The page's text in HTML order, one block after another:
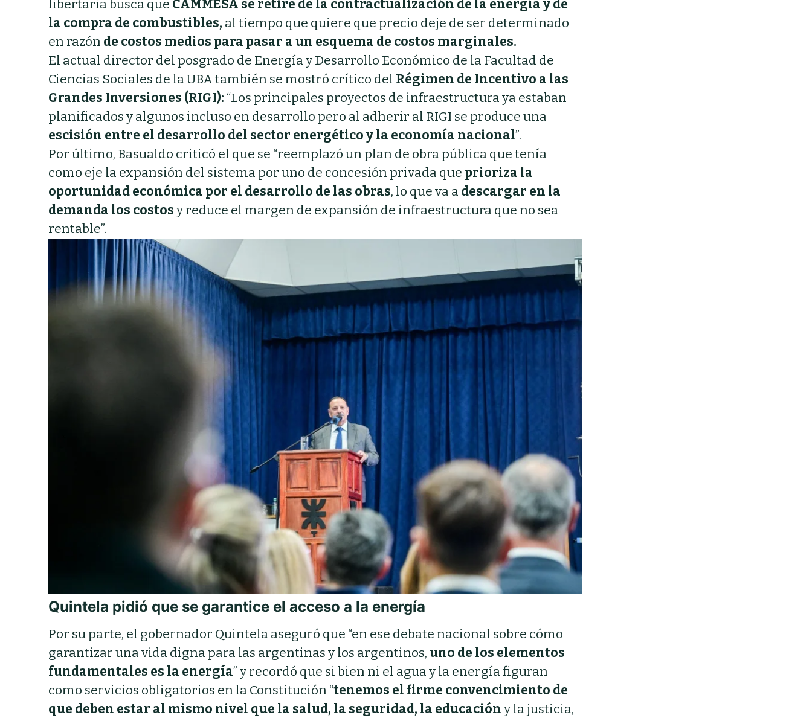
libertaria busca que CAMMESA se retire de la contractualización de la energía y de
la compra de combustibles, al tiempo que quiere que precio deje de ser determinado
en razón de costos medios para pasar a un esquema de costos marginales.
El actual director del posgrado de Energía y Desarrollo Económico de la Facultad de
Ciencias Sociales de la UBA también se mostró crítico del Régimen de Incentivo a las
Grandes Inversiones (RIGI): “Los principales proyectos de infraestructura ya estaban
planificados y algunos incluso en desarrollo pero al adherir al RIGI se produce una
escisión entre el desarrollo del sector energético y la economía nacional”.
Por último, Basualdo criticó el que se “reemplazó un plan de obra pública que tenía
como eje la expansión del sistema por uno de concesión privada que prioriza la
oportunidad económica por el desarrollo de las obras, lo que va a descargar en la
demanda los costosy reduce el margen de expansión de infraestructura que no sea
rentable”.
Quintela pidió que se garantice el acceso a la energía
Por su parte, el gobernador Quintela aseguró que “en ese debate nacional sobre cómo
garantizar una vida digna para las argentinas y los argentinos,uno de los elementos
fundamentales es la energía” y recordó que si bien ni el agua y la energía figuran
como servicios obligatorios en la Constitución “tenemos el firme convencimiento de
que deben estar al mismo nivel que la salud, la seguridad, la educacióny la justicia,